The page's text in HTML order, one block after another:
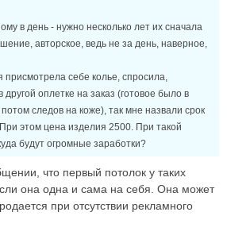
в день - нужно несколько лет их сначала
авторское, ведь не за день, наверное,
присмотрела себе колье, спросила,
оплетке на заказ (готовое было в
следов на коже), так мне назвали срок
этом цена изделия 2500. При такой
будут огромные заработки?
что первый потолок у таких
она одна и сама на себя. Она может
при отсутствии рекламного